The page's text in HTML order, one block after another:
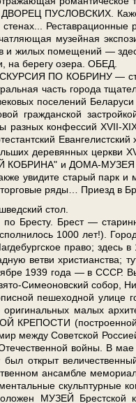
ПУСЛОВСКИХ.
сте­нах...
му­зей­ная
и жи­лых по­ме­ще­ний —
на бе­ре­гу озе­ра. ОБЕД.
ПО КОБРИНУ —
часть го­ро­да
по­се­ле­ний
граж­дан­ской
раз­ных кон­фес­сий XVII-
де­ре­вян­ных церк­ви
и ДОМА-МУЗЕЯ А.
уви­ди­те ста­рый парк
ря­ды… При­езд в
стол.
Бре­сту. Брест —
1000 лет!).
пра­во; здесь
вет­ви
1939 го­да — в СССР.
Симеоновский со­бор,
пе­ше­ход­ной
ори­ги­наль­ных ма­лых
КРЕПОСТИ (по­стро­ен­ной
меж­ду Со­вет­ской
вой­ны. В мае
от­крыт
ан­сам­бле
скульп­тур­ные
МУЗЕЙ Брест­ской